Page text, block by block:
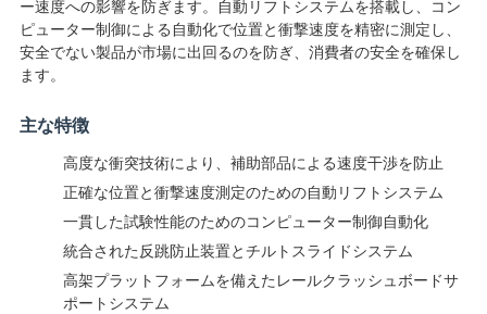
し
な
さ
ー速度への影響を防ぎます。自動リフトシステムを搭載し、コン
ピューター制御による自動化で位置と衝撃速度を精密に測定し、
安全でない製品が市場に出回るのを防ぎ、消費者の安全を確保し
ます。
主な特徴
高度な衝突技術により、補助部品による速度干渉を防止
正確な位置と衝撃速度測定のための自動リフトシステム
一貫した試験性能のためのコンピューター制御自動化
統合された反跳防止装置とチルトスライドシステム
高架プラットフォームを備えたレールクラッシュボードサ
ポートシステム